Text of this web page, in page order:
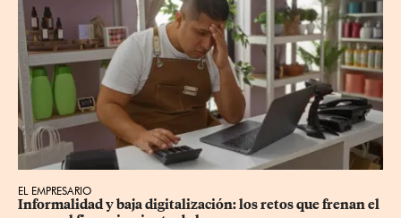
EL EMPRESARIO
Informalidad y baja digitalización: los retos que frenan el